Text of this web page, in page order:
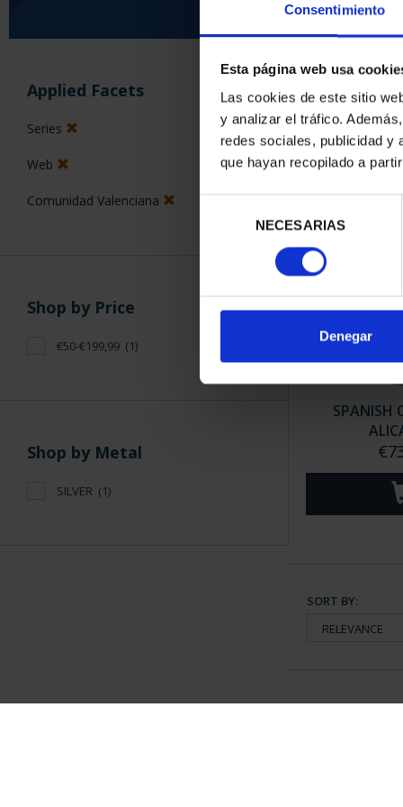
Consentimiento
Esta página web usa
Las cookies de este sitio
y analizar el tráfico.
redes sociales, publicidad y
que hayan recopilado a
consentimiento
NECESARIAS
Denegar
Applied Facets
Series
Web
Comunidad Valenciana
Shop by Price
€50-€199,99 (1)
Shop by Metal
SILVER (1)
SORT BY:
1 Products found
SPANISH
SORT BY: